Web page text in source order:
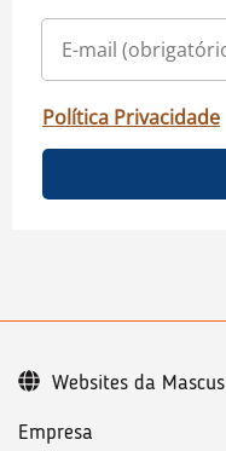
Política Privacidade
Empresa
Websites da Mascus